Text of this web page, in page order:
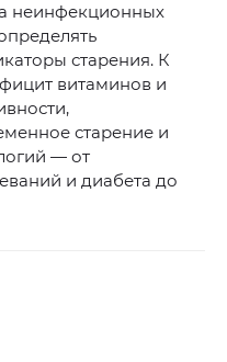
неинфекционных
старения. К
витаминов и
старение и
— от
и диабета до